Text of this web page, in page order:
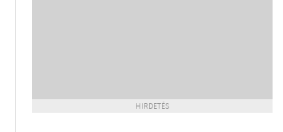
HIRDETÉS